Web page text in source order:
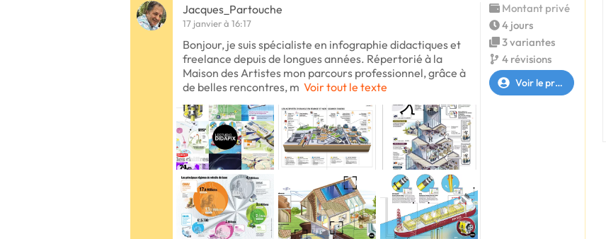
Jacques_Partouche
17 janvier à 16:17
Bonjour, je suis spécialiste en infographie didactiques et
freelance depuis de longues années. Répertorié à la
Maison des Artistes mon parcours professionnel, grâce à
de belles rencontres, m Voir tout le texte
Montant privé
4 jours
3 variantes
4 révisions
Voir le profil